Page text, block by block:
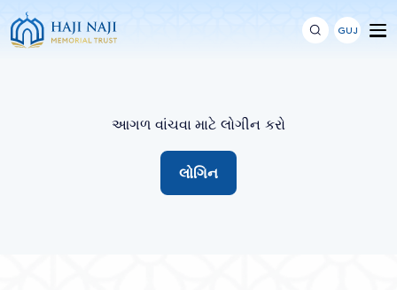
GUJ
આગળ વાંચવા માટે લોગીન કરો
લોગિન